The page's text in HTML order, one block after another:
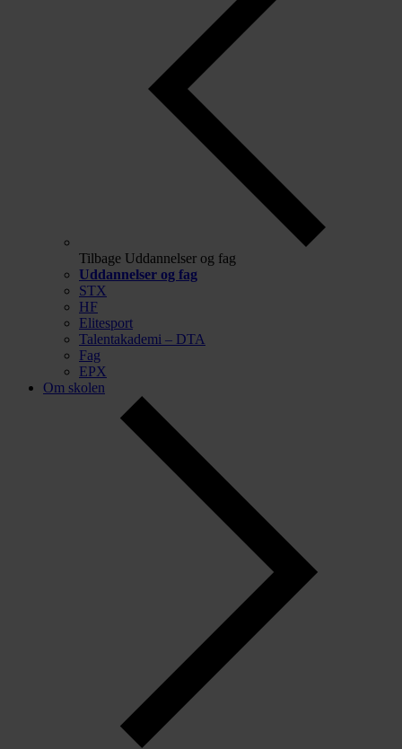
Tilbage Uddannelser og fag
Uddannelser og fag
STX
HF
Elitesport
Talentakademi – DTA
Fag
EPX
Om skolen